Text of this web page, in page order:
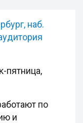
наб.
пятница,
по
и